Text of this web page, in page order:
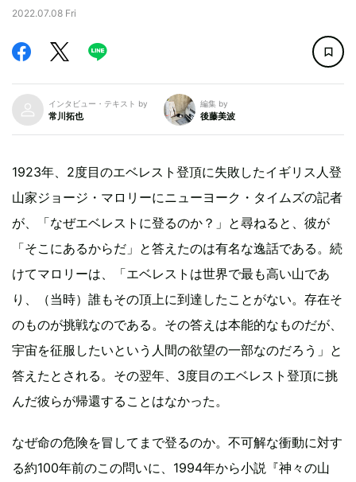
2022.07.08 Fri
インタビュー・テキスト by
常川拓也
編集 by
後藤美波
1923年、2度目のエベレスト登頂に失敗したイギリス人登
山家ジョージ・マロリーにニューヨーク・タイムズの記者
が、「なぜエベレストに登るのか？」と尋ねると、彼が
「そこにあるからだ」と答えたのは有名な逸話である。続
けてマロリーは、「エベレストは世界で最も高い山であ
り、（当時）誰もその頂上に到達したことがない。存在そ
のものが挑戦なのである。その答えは本能的なものだが、
宇宙を征服したいという人間の欲望の一部なのだろう」と
答えたとされる。その翌年、3度目のエベレスト登頂に挑
んだ彼らが帰還することはなかった。
なぜ命の危険を冒してまで登るのか。不可解な衝動に対す
る約100年前のこの問いに、1994年から小説『神々の山